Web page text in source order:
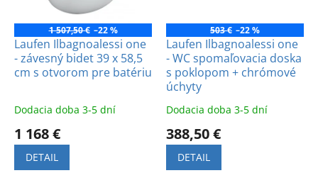
1 507,50 € –22 %
Laufen Ilbagnoalessi one
- závesný bidet 39 x 58,5
cm s otvorom pre batériu
Dodacia doba 3-5 dní
1 168 €
DETAIL
503 € –22 %
Laufen Ilbagnoalessi one
- WC spomaľovacia doska
s poklopom + chrómové
úchyty
Dodacia doba 3-5 dní
388,50 €
DETAIL